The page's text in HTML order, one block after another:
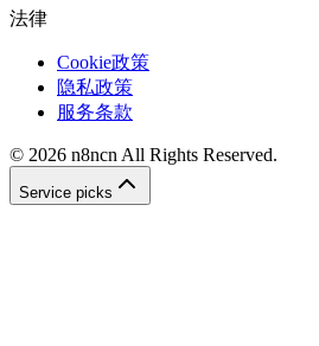
法律
Cookie政策
隐私政策
服务条款
© 2026 n8ncn All Rights Reserved.
Service picks